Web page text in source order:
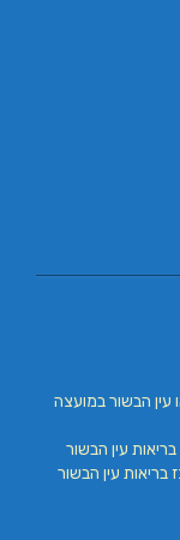
עין הבשור במועצה
עין הבשור
עין הבשור